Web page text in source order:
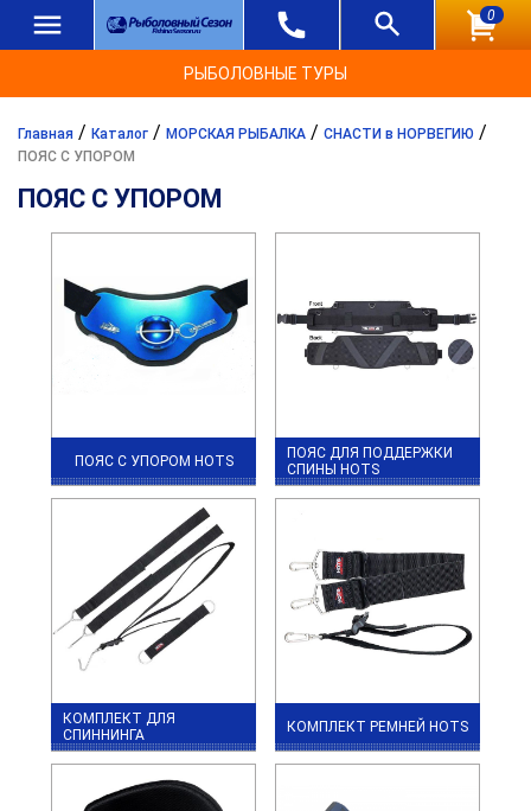
0
РЫБОЛОВНЫЕ ТУРЫ
Главная / Каталог / МОРСКАЯ РЫБАЛКА / СНАСТИ в НОРВЕГИЮ /
ПОЯС С УПОРОМ
ПОЯС С УПОРОМ
ПОЯС С УПОРОМ HOTS
ПОЯС ДЛЯ ПОДДЕРЖКИ
СПИНЫ HOTS
КОМПЛЕКТ ДЛЯ
СПИННИНГА
КОМПЛЕКТ РЕМНЕЙ HOTS